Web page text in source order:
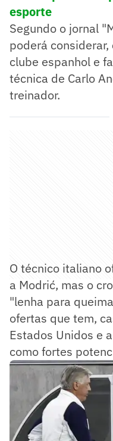
esporte
Segundo o jornal
poderá
clube espanhol e
técnica de Carlo
treinador.
O técnico italiano
a Modrić, mas o
"lenha para
ofertas que tem,
Estados Unidos e
como fortes